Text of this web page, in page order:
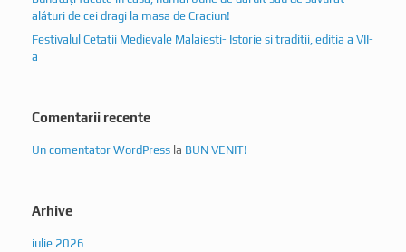
alături de cei dragi la masa de Craciun!
Festivalul Cetatii Medievale Malaiesti- Istorie si traditii, editia a VII-
a
Comentarii recente
Un comentator WordPress la BUN VENIT!
Arhive
iulie 2026